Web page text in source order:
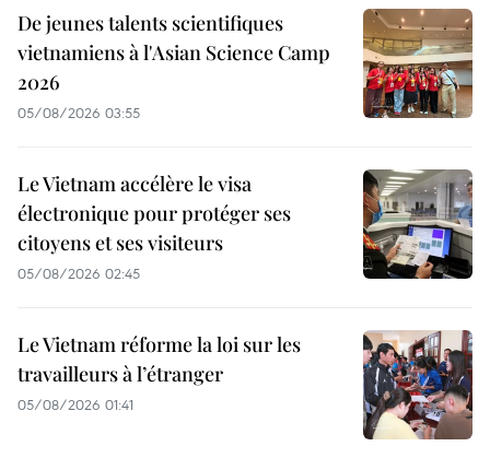
De jeunes talents scientifiques
vietnamiens à l'Asian Science Camp
2026
05/08/2026 03:55
Le Vietnam accélère le visa
électronique pour protéger ses
citoyens et ses visiteurs
05/08/2026 02:45
Le Vietnam réforme la loi sur les
travailleurs à l’étranger
05/08/2026 01:41